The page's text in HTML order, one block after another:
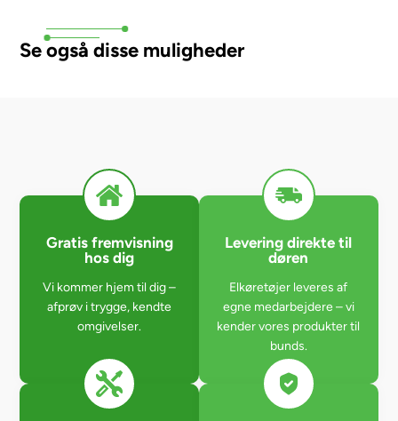
Se også disse muligheder
Gratis fremvisning
hos dig
Vi kommer hjem til dig –
afprøv i trygge, kendte
omgivelser.
Levering direkte til
døren
Elkøretøjer leveres af
egne medarbejdere – vi
kender vores produkter til
bunds.